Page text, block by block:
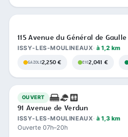
115 Avenue du Général de Gaulle
ISSY-LES-MOULINEAUX à 1,2 km
GAZOLE2,250 € E102,041 €
OUVERT
91 Avenue de Verdun
ISSY-LES-MOULINEAUX à 1,3 km
Ouverte 07h–20h